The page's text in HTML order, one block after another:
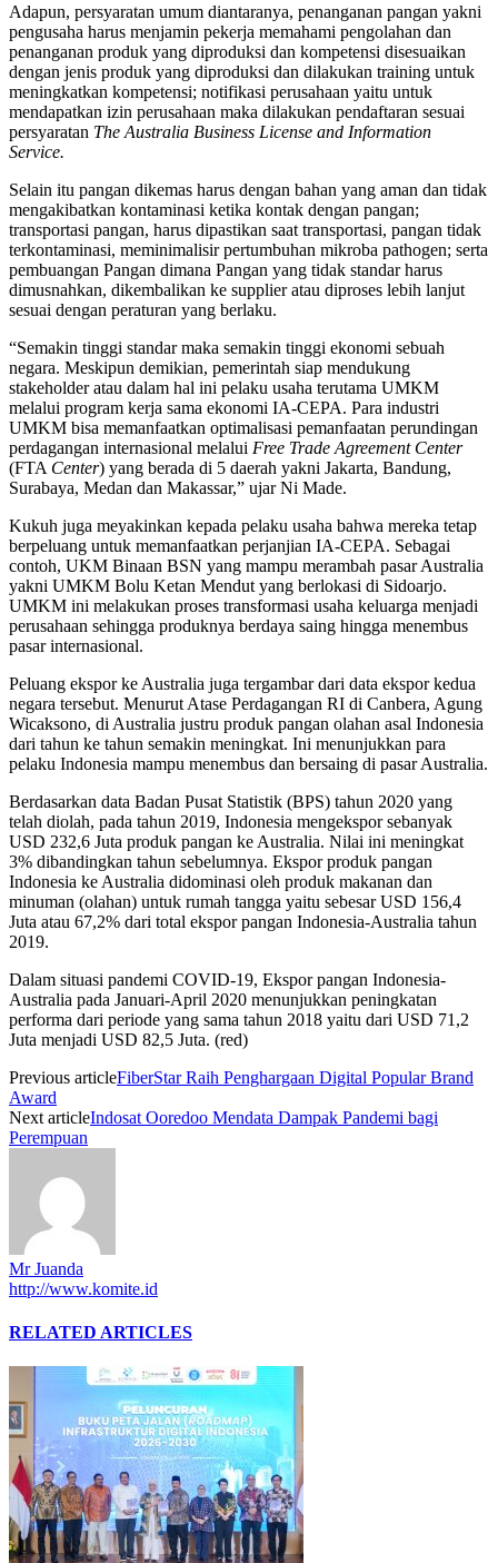
Adapun, persyaratan umum diantaranya, penanganan pangan yakni
pengusaha harus menjamin pekerja memahami pengolahan dan
penanganan produk yang diproduksi dan kompetensi disesuaikan
dengan jenis produk yang diproduksi dan dilakukan training untuk
meningkatkan kompetensi; notifikasi perusahaan yaitu untuk
mendapatkan izin perusahaan maka dilakukan pendaftaran sesuai
persyaratan The Australia Business License and Information
Service.
Selain itu pangan dikemas harus dengan bahan yang aman dan tidak
mengakibatkan kontaminasi ketika kontak dengan pangan;
transportasi pangan, harus dipastikan saat transportasi, pangan tidak
terkontaminasi, meminimalisir pertumbuhan mikroba pathogen; serta
pembuangan Pangan dimana Pangan yang tidak standar harus
dimusnahkan, dikembalikan ke supplier atau diproses lebih lanjut
sesuai dengan peraturan yang berlaku.
“Semakin tinggi standar maka semakin tinggi ekonomi sebuah
negara. Meskipun demikian, pemerintah siap mendukung
stakeholder atau dalam hal ini pelaku usaha terutama UMKM
melalui program kerja sama ekonomi IA-CEPA. Para industri
UMKM bisa memanfaatkan optimalisasi pemanfaatan perundingan
perdagangan internasional melalui Free Trade Agreement Center
(FTA Center) yang berada di 5 daerah yakni Jakarta, Bandung,
Surabaya, Medan dan Makassar,” ujar Ni Made.
Kukuh juga meyakinkan kepada pelaku usaha bahwa mereka tetap
berpeluang untuk memanfaatkan perjanjian IA-CEPA. Sebagai
contoh, UKM Binaan BSN yang mampu merambah pasar Australia
yakni UMKM Bolu Ketan Mendut yang berlokasi di Sidoarjo.
UMKM ini melakukan proses transformasi usaha keluarga menjadi
perusahaan sehingga produknya berdaya saing hingga menembus
pasar internasional.
Peluang ekspor ke Australia juga tergambar dari data ekspor kedua
negara tersebut. Menurut Atase Perdagangan RI di Canbera, Agung
Wicaksono, di Australia justru produk pangan olahan asal Indonesia
dari tahun ke tahun semakin meningkat. Ini menunjukkan para
pelaku Indonesia mampu menembus dan bersaing di pasar Australia.
Berdasarkan data Badan Pusat Statistik (BPS) tahun 2020 yang
telah diolah, pada tahun 2019, Indonesia mengekspor sebanyak
USD 232,6 Juta produk pangan ke Australia. Nilai ini meningkat
3% dibandingkan tahun sebelumnya. Ekspor produk pangan
Indonesia ke Australia didominasi oleh produk makanan dan
minuman (olahan) untuk rumah tangga yaitu sebesar USD 156,4
Juta atau 67,2% dari total ekspor pangan Indonesia-Australia tahun
2019.
Dalam situasi pandemi COVID-19, Ekspor pangan Indonesia-
Australia pada Januari-April 2020 menunjukkan peningkatan
performa dari periode yang sama tahun 2018 yaitu dari USD 71,2
Juta menjadi USD 82,5 Juta. (red)
Previous articleFiberStar Raih Penghargaan Digital Popular Brand
Award
Next articleIndosat Ooredoo Mendata Dampak Pandemi bagi
Perempuan
Mr Juanda
http://www.komite.id
RELATED ARTICLES